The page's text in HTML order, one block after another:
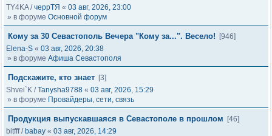
TY4KA/черрТЯ « 03 авг, 2026, 23:00
» в форуме Основной форум
Кому за 30 Севастополь Вечера "Кому за...". Весело!
[946]
Elena-S « 03 авг, 2026, 20:38
» в форуме Афиша Севастополя
Подскажите, кто знает [3]
Shvei`K /Tanysha9788 « 03 авг, 2026, 15:29
» в форуме Провайдеры, сети, связь
Продукция выпускавшаяся в Севастополе в прошлом
[46]
bitfff/ babay « 03 авг, 2026, 14:29